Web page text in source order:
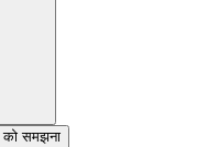
समझना